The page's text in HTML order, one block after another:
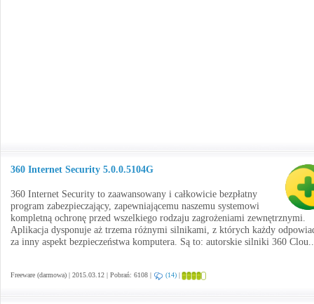
360 Internet Security 5.0.0.5104G
360 Internet Security to zaawansowany i całkowicie bezpłatny
program zabezpieczający, zapewniającemu naszemu systemowi
kompletną ochronę przed wszelkiego rodzaju zagrożeniami zewnętrznymi.
Aplikacja dysponuje aż trzema różnymi silnikami, z których każdy
za inny aspekt bezpieczeństwa komputera. Są to: autorskie silniki 360
Freeware (darmowa) | 2015.03.12 | Pobrań: 6108 | (14) |